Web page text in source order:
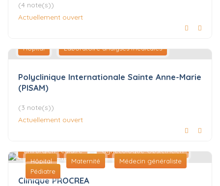
(4 note(s))
Actuellement ouvert
Hôpital Laboratoire analyses médicales
Polyclinique Internationale Sainte Anne-Marie
(PISAM)
(3 note(s))
Actuellement ouvert
Chirurgien Pédiatre
Gynécologue-Obstétricien
Hôpital
Maternité
Médecin généraliste
Pédiatre
Clinique PROCREA